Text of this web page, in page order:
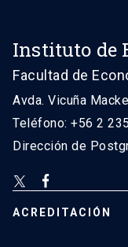
Instituto de
Facultad de
Avda. Vicuña
Teléfono: +56 2
Dirección de
ACREDITACIÓN